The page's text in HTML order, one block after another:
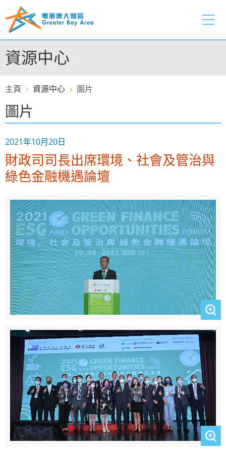
至
容
的
開
資源中心
主頁 資源中心 圖片
圖片
2021年10月20日
財政司司長出席環境、社會及管治與
綠色金融機遇論壇